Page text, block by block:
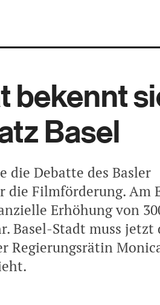
bekennt
Basel
die Debatte des Basler
die Filmförderung. Am
Erhöhung von
Basel-Stadt muss
Regierungsrätin